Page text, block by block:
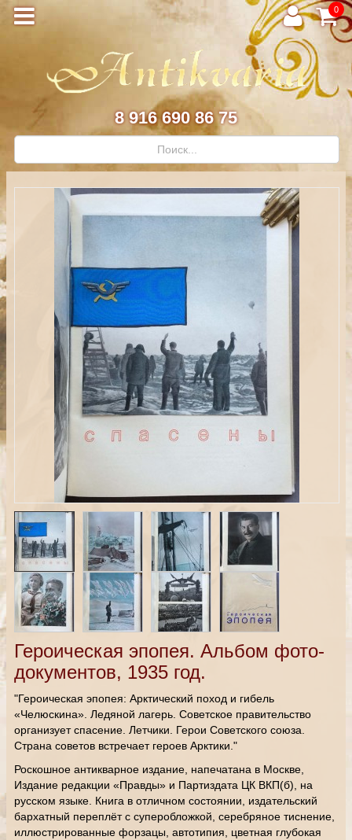
0
8 916 690 86 75
Героическая эпопея. Альбом фото-
документов, 1935 год.
"Героическая эпопея: Арктический поход и гибель
«Челюскина». Ледяной лагерь. Советское правительство
организует спасение. Летчики. Герои Советского союза.
Страна советов встречает героев Арктики."
Роскошное антикварное издание, напечатана в Москве,
Издание редакции «Правды» и Партиздата ЦК ВКП(б), на
русском языке. Книга в отличном состоянии, издательский
бархатный переплёт с суперобложкой, серебряное тиснение,
иллюстрированные форзацы, автотипия, цветная глубокая